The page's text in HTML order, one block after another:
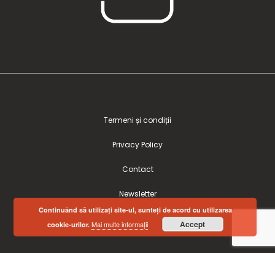
Termeni și condiții
Privacy Policy
Contact
Newsletter
Continuând să utilizați site-ul, sunteți de acord cu utilizarea
cookie-urilor. Mai multe informații Accept